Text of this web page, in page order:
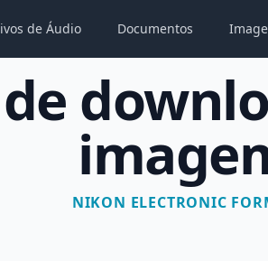
de Áudio Documentos
NIKON ELECTRONIC